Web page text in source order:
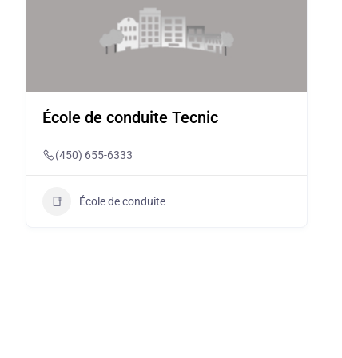
École de conduite Tecnic
(450) 655-6333
École de conduite